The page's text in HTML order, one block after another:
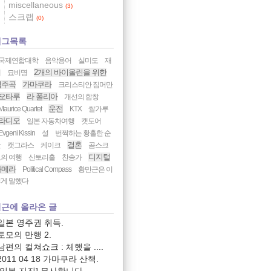
miscellaneous (3)
스크랩 (0)
목록
제연합대학 음악용어 실미도
재
묘비명
2개의 바이올린을 위한
주곡
가마쿠라 크리스티안 짐머만
타루 라 폴리아
개선의 합창
Maurice Quartet
운전 KTX 쌀가루
디오 일본 자동차여행
캣도어
Evgeni Kissin
설
번쩍하는 황홀한 순
캣그라스 케이크 결혼
곰스크
여행
산토리홀 찬송가
디지털
메라
Political Compass
황만근은 이
말했다
근에 올라온 글
본 영주권 취득.
모의 만행 2.
편의 컬쳐쇼크 : 체했을 ....
04 18 가마쿠라 산책.